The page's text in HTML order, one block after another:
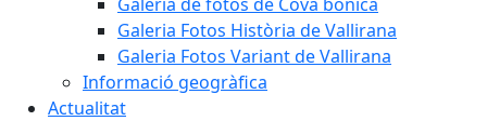
Galeria Fotos Història de Vallirana
Galeria Fotos Variant de Vallirana
Informació geogràfica
Actualitat